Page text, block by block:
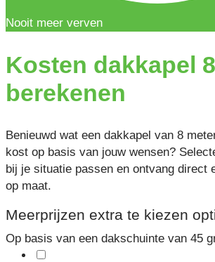
Nooit meer verven
Kosten dakkapel
berekenen
Benieuwd wat een dakkapel van 8
kost op basis van jouw wensen?
bij je situatie passen en ontvang direct
op maat.
Meerprijzen extra te kiezen
Op basis van een dakschuinte van 45